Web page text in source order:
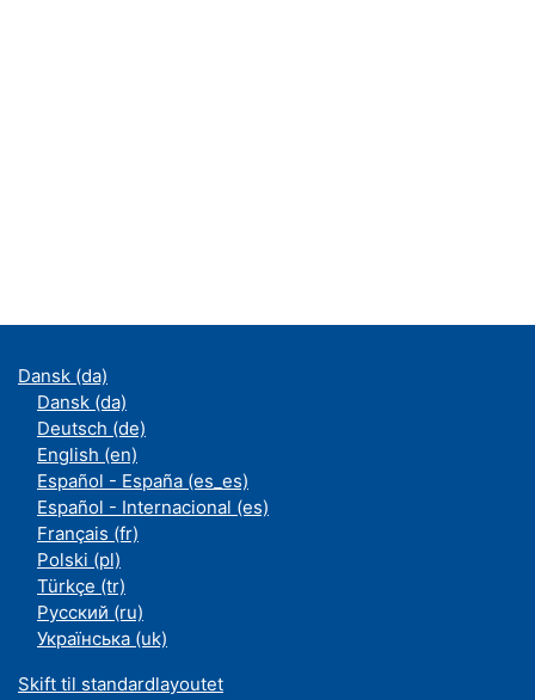
Dansk ‎(da)‎
Dansk ‎(da)‎
Deutsch ‎(de)‎
English ‎(en)‎
Español - España ‎(es_es)‎
Español - Internacional ‎(es)‎
Français ‎(fr)‎
Polski ‎(pl)‎
Türkçe ‎(tr)‎
Русский ‎(ru)‎
Українська ‎(uk)‎
Skift til standardlayoutet